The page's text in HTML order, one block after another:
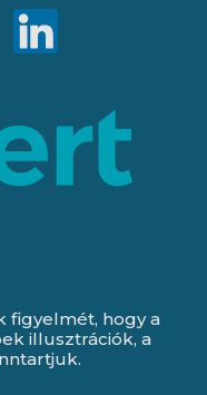
figyelmét, hogy a
illusztrációk, a